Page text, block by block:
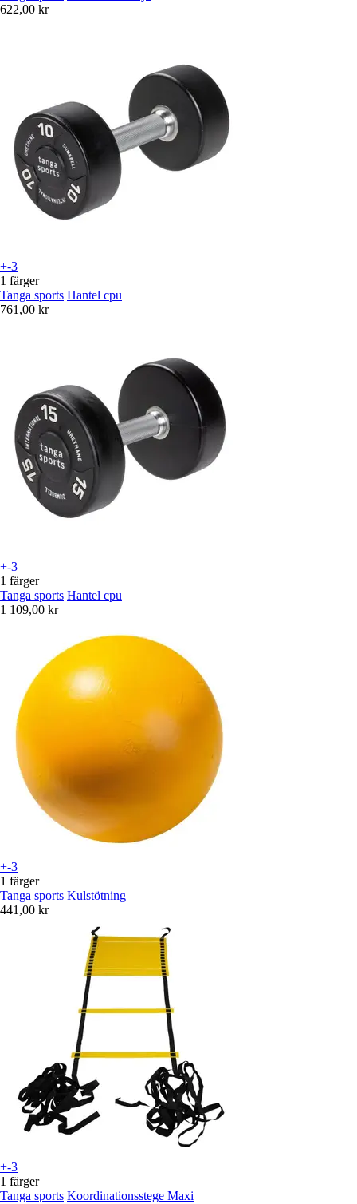
622,00 kr
+-3
1 färger
Tanga sports Hantel cpu
761,00 kr
+-3
1 färger
Tanga sports Hantel cpu
1 109,00 kr
+-3
1 färger
Tanga sports Kulstötning
441,00 kr
+-3
1 färger
Tanga sports Koordinationsstege Maxi